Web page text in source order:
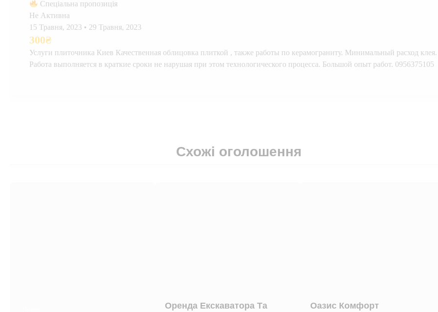
Спеціальна пропозиція
Не Активна
15 Травня, 2023 • 29 Травня, 2023
300₴
Услуги плиточника Киев Качественная облицовка плиткой , также работы по керамограниту. Минимальный расход клея.
Работа выполняется в краткие сроки не нарушая при этом технологического процесса. Большой опыт работ. 0956375105
Схожі оголошення
Оренда Екскаватора Та
Оазис Комфорт